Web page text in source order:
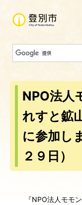
NPO法人
れすと鉱
に参加し
２９日）
『NPO法人モモ